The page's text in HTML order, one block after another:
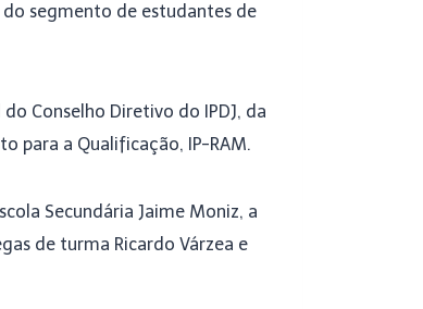
do segmento de estudantes de
Conselho Diretivo do IPDJ, da
para a Qualificação, IP-RAM.
Secundária Jaime Moniz, a
de turma Ricardo Várzea e